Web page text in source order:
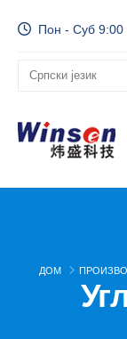
Пон - Суб 9:00
ДОМ